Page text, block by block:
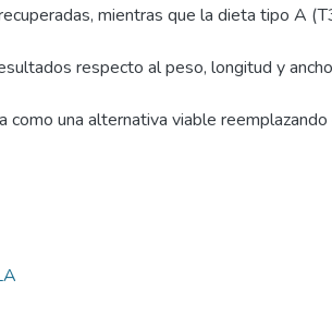
mientras que la dieta tipo A
respecto al peso, longitud y
como una alternativa viable